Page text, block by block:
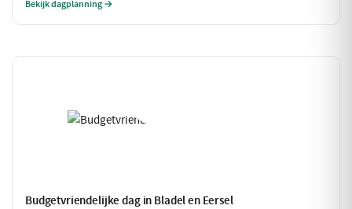
Bekijk dagplanning →
Budgetvriendelijke dag in Bladel en Eersel